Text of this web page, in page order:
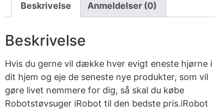
Beskrivelse Anmeldelser (0)
Beskrivelse
Hvis du gerne vil dække hver evigt eneste hjørne i
dit hjem og eje de seneste nye produkter, som vil
gøre livet nemmere for dig, så skal du købe
Robotstøvsuger iRobot til den bedste pris.iRobot